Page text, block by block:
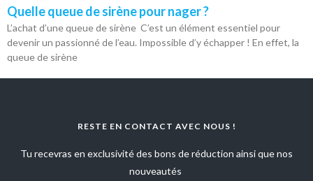
Quelle queue de sirène pour nager ?
L’achat d’une queue de sirène C’est un élément essentiel pour
devenir un passionné de l’eau. Impossible d’y échapper ! En effet, la
queue de sirène
RESTE EN CONTACT AVEC NOUS !
Tu recevras en exclusivité des bons de réduction ainsi que nos
nouveautés